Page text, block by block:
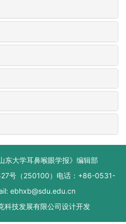
东大学耳鼻喉眼学报》编辑部
27号（250100）电话：+86-0531-
ebhxb@sdu.edu.cn
科技发展有限公司设计开发